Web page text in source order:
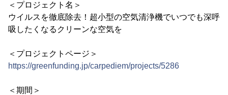
＜プロジェクト名＞
ウイルスを徹底除去！超小型の空気清浄機でいつでも深呼
吸したくなるクリーンな空気を
＜プロジェクトページ＞
https://greenfunding.jp/carpediem/projects/5286
＜期間＞